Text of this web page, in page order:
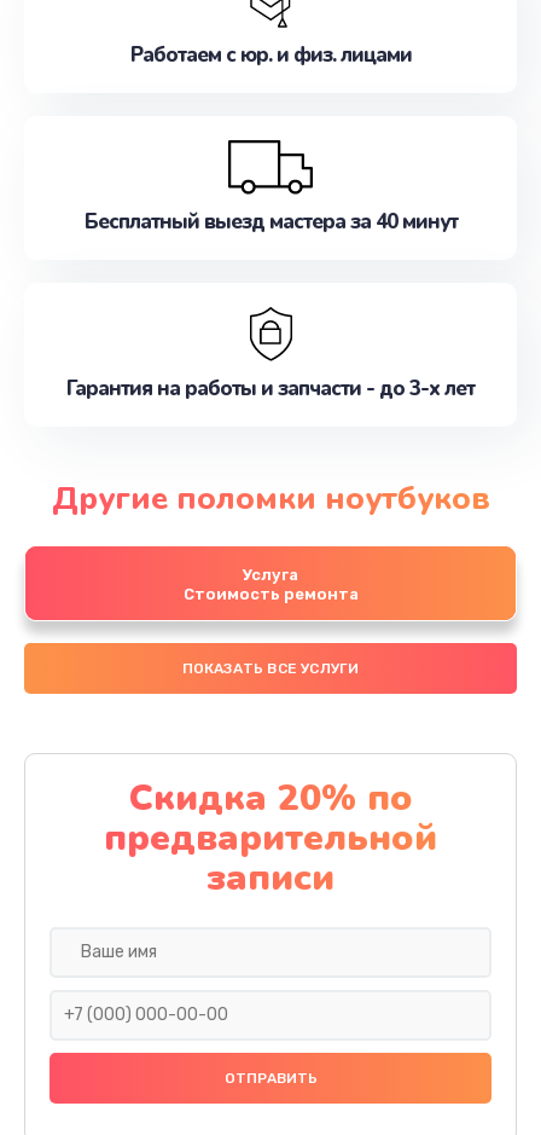
Работаем с юр. и физ. лицами
Бесплатный выезд мастера за 40 минут
Гарантия на работы и запчасти - до 3-х лет
Другие поломки ноутбуков
Услуга
Стоимость ремонта
ПОКАЗАТЬ ВСЕ УСЛУГИ
Скидка 20% по
предварительной
записи